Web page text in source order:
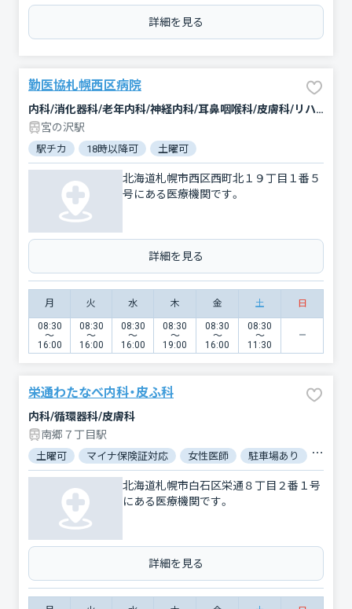
詳細を見る
勤医協札幌西区病院
内科/消化器科/老年内科/神経内科/耳鼻咽喉科/皮膚科/リハビリテーション
宮の沢駅
駅チカ 18時以降可 土曜可
北海道札幌市西区西町北１９丁目１番５
号にある医療機関です。
詳細を見る
月 火 水 木 金 土 日
08:30
〜
16:00
08:30
〜
16:00
08:30
〜
16:00
08:30
〜
19:00
08:30
〜
16:00
08:30
〜
11:30
栄通わたなべ内科・皮ふ科
内科/循環器科/皮膚科
南郷７丁目駅
土曜可 マイナ保険証対応 女性医師 駐車場あり バリ
北海道札幌市白石区栄通８丁目２番１号
にある医療機関です。
詳細を見る